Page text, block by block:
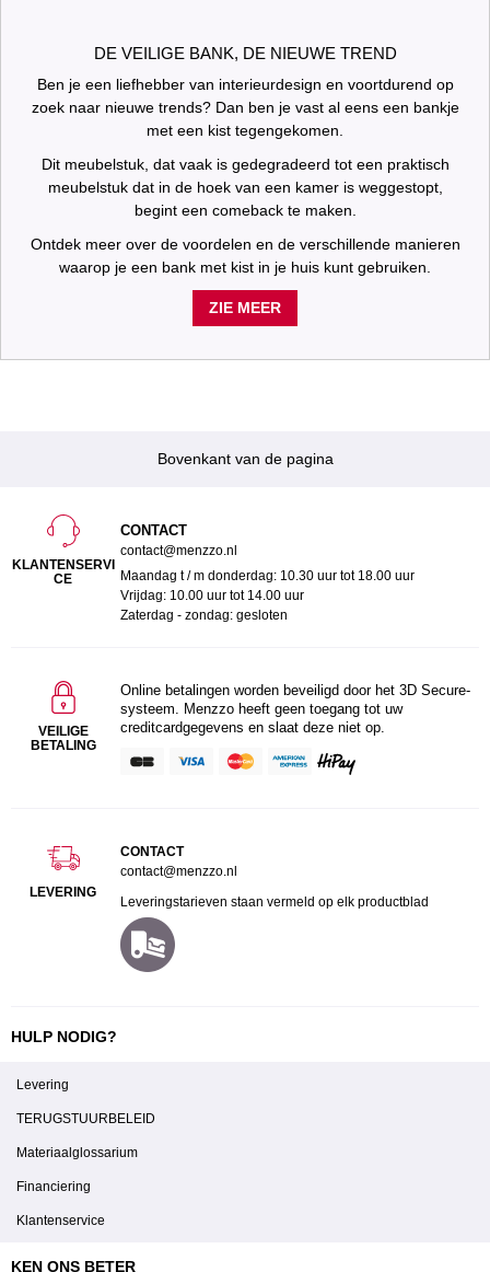
DE VEILIGE BANK, DE NIEUWE TREND
Ben je een liefhebber van interieurdesign en voortdurend op
zoek naar nieuwe trends? Dan ben je vast al eens een bankje
met een kist tegengekomen.
Dit meubelstuk, dat vaak is gedegradeerd tot een praktisch
meubelstuk dat in de hoek van een kamer is weggestopt,
begint een comeback te maken.
Ontdek meer over de voordelen en de verschillende manieren
waarop je een bank met kist in je huis kunt gebruiken.
ZIE MEER
Bovenkant van de pagina
KLANTENSERVI
CE
CONTACT
contact@menzzo.nl
Maandag t / m donderdag: 10.30 uur tot 18.00 uur
Vrijdag: 10.00 uur tot 14.00 uur
Zaterdag - zondag: gesloten
VEILIGE
BETALING
Online betalingen worden beveiligd door het 3D Secure-
systeem. Menzzo heeft geen toegang tot uw
creditcardgegevens en slaat deze niet op.
LEVERING
CONTACT
contact@menzzo.nl
Leveringstarieven staan vermeld op elk productblad
HULP NODIG?
Levering
TERUGSTUURBELEID
Materiaalglossarium
Financiering
Klantenservice
KEN ONS BETER